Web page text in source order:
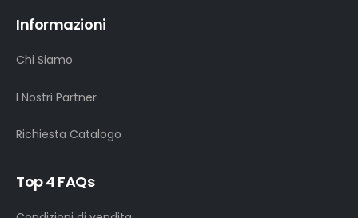
Informazioni
Chi Siamo
I Nostri Partner
Richiesta Catalogo
Top 4 FAQs